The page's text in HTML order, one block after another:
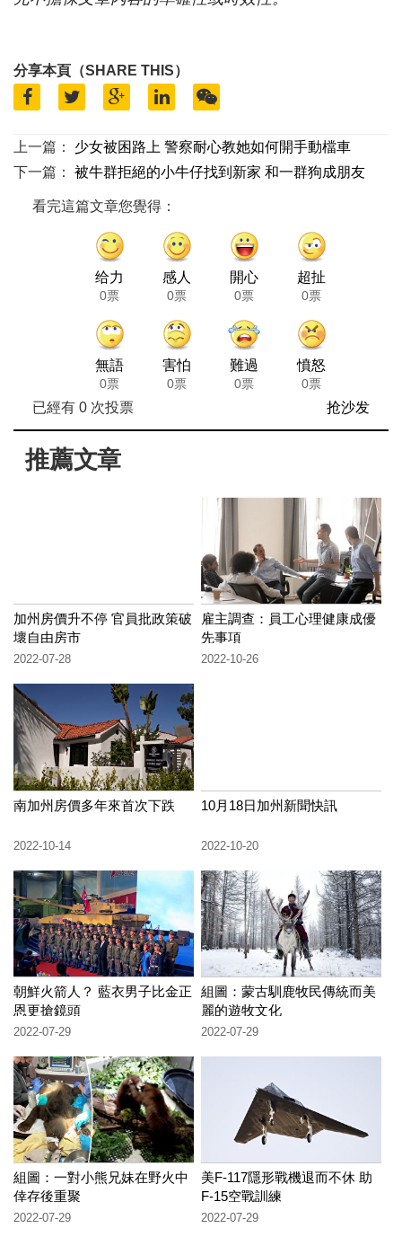
分享本頁（SHARE THIS）
上一篇：
少女被困路上 警察耐心教她如何開手動檔車
下一篇：
被牛群拒絕的小牛仔找到新家 和一群狗成朋友
看完這篇文章您覺得：
给力
0票
感人
0票
開心
0票
超扯
0票
無語
0票
害怕
0票
難過
0票
憤怒
0票
已經有 0次投票 抢沙发
推薦文章
加州房價升不停 官員批政策破
壞自由房市
2022-07-28
雇主調查：員工心理健康成優
先事項
2022-10-26
南加州房價多年來首次下跌
2022-10-14
10月18日加州新聞快訊
2022-10-20
朝鮮火箭人？ 藍衣男子比金正
恩更搶鏡頭
2022-07-29
組圖：蒙古馴鹿牧民傳統而美
麗的遊牧文化
2022-07-29
組圖：一對小熊兄妹在野火中
倖存後重聚
2022-07-29
美F-117隱形戰機退而不休 助
F-15空戰訓練
2022-07-29